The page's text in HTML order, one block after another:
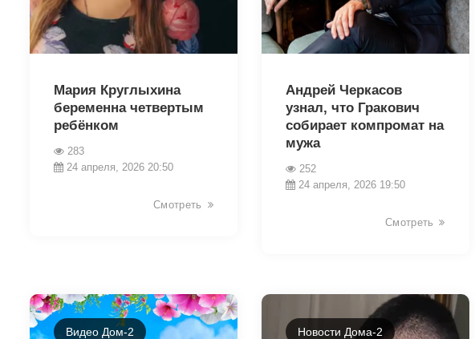
Мария Круглыхина
беременна четвертым
ребёнком
283
24 апреля, 2026 20:50
Смотреть
Андрей Черкасов
узнал, что Гракович
собирает компромат на
мужа
252
24 апреля, 2026 19:50
Смотреть
Видео Дом-2 Новости Дома-2